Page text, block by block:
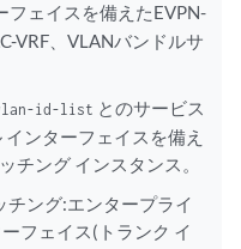
フェイスを備えたEVPN-
VRF、VLANバンドルサ
id-list とのサービス
ンターフェイスを備え
チング インスタンス。
チング:エンタープライ
フェイス(トランク イ